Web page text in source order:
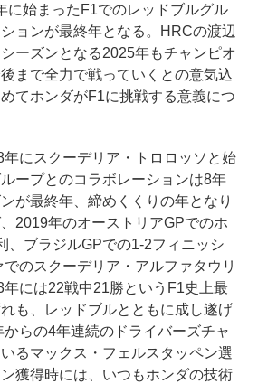
始まったF1でのレッドブルグル
ョンが最終年となる。HRCの渡辺
ーズンとなる2025年もチャンピオ
まで全力で戦っていくとの意気込
てホンダがF1に挑戦する意義につ
にスクーデリア・トロロッソと始
ープとのコラボレーションは8年
が最終年、締めくくりの年となり
2019年のオーストリアGPでのホ
、ブラジルGPでの1-2フィニッシ
のスクーデリア・アルファタウリ
には22戦中21勝というF1史上最
も、レッドブルとともに成し遂げ
らの4年連続のドライバーズチャ
るマックス・フェルスタッペン選
獲得時には、いつもホンダの技術